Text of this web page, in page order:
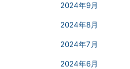
2024年9月
2024年8月
2024年7月
2024年6月